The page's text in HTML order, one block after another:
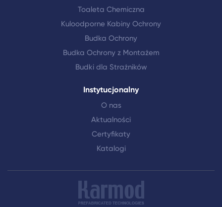
Toaleta Chemiczna
Kuloodporne Kabiny Ochrony
Budka Ochrony
Budka Ochrony z Montażem
Budki dla Strażników
Instytucjonalny
O nas
Aktualności
Certyfikaty
Katalogi